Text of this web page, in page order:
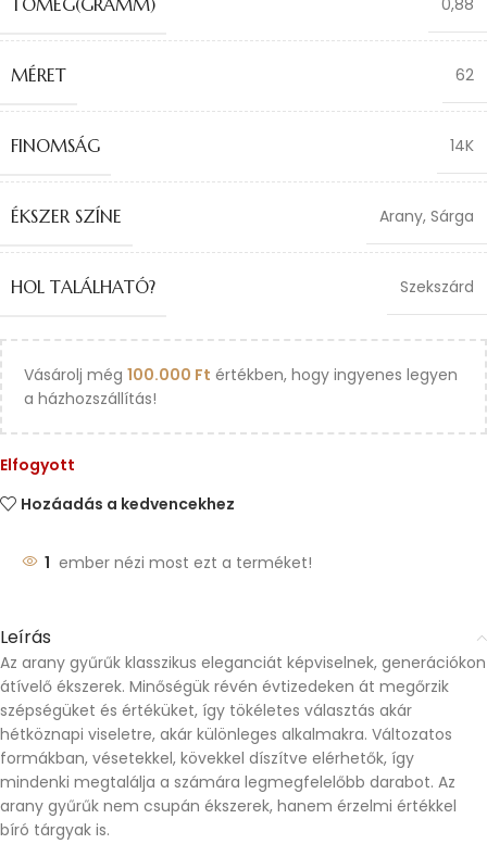
TÖMEG(GRAMM) 0,88
MÉRET 62
FINOMSÁG 14K
ÉKSZER SZÍNE Arany, Sárga
HOL TALÁLHATÓ? Szekszárd
Vásárolj még 100.000 Ft értékben, hogy ingyenes legyen
a házhozszállítás!
Elfogyott
Hozáadás a kedvencekhez
1 ember nézi most ezt a terméket!
Leírás
Az arany gyűrűk klasszikus eleganciát képviselnek, generációkon
átívelő ékszerek. Minőségük révén évtizedeken át megőrzik
szépségüket és értéküket, így tökéletes választás akár
hétköznapi viseletre, akár különleges alkalmakra. Változatos
formákban, vésetekkel, kövekkel díszítve elérhetők, így
mindenki megtalálja a számára legmegfelelőbb darabot. Az
arany gyűrűk nem csupán ékszerek, hanem érzelmi értékkel
bíró tárgyak is.